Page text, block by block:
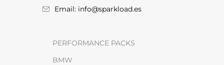
Email: info@sparkload.es
PERFORMANCE PACKS
BMW